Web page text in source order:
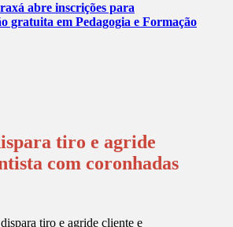
abre inscrições para
gratuita em Pedagogia e Formação
tiro e agride
com coronhadas